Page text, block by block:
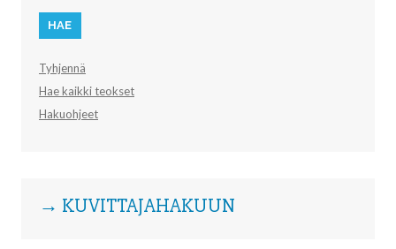
Tyhjennä
Hae kaikki teokset
Hakuohjeet
→ KUVITTAJAHAKUUN